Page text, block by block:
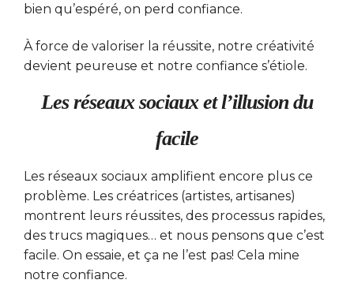
bien qu’espéré, on perd confiance.
À force de valoriser la réussite, notre créativité
devient peureuse et notre confiance s’étiole.
Les réseaux sociaux et l’illusion du
facile
Les réseaux sociaux amplifient encore plus ce
problème. Les créatrices (artistes, artisanes)
montrent leurs réussites, des processus rapides,
des trucs magiques… et nous pensons que c’est
facile. On essaie, et ça ne l’est pas! Cela mine
notre confiance.